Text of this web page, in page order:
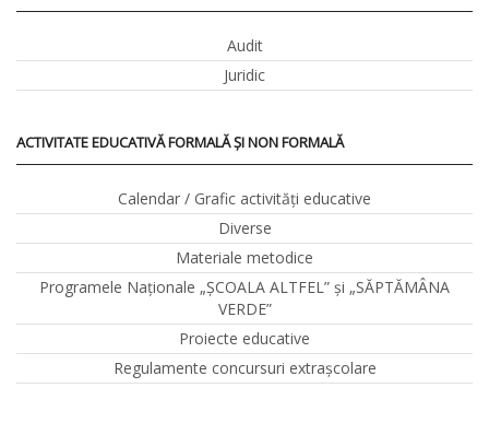
Audit
Juridic
ACTIVITATE EDUCATIVĂ FORMALĂ ȘI NON FORMALĂ
Calendar / Grafic activităţi educative
Diverse
Materiale metodice
Programele Naţionale „ŞCOALA ALTFEL” și „SĂPTĂMÂNA
VERDE”
Proiecte educative
Regulamente concursuri extraşcolare